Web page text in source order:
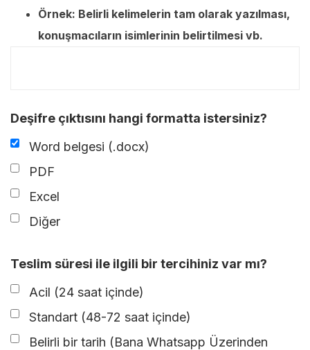
Örnek: Belirli kelimelerin tam olarak yazılması,
konuşmacıların isimlerinin belirtilmesi vb.
Deşifre çıktısını hangi formatta istersiniz?
Word belgesi (.docx)
PDF
Excel
Diğer
Teslim süresi ile ilgili bir tercihiniz var mı?
Acil (24 saat içinde)
Standart (48-72 saat içinde)
Belirli bir tarih (Bana Whatsapp Üzerinden